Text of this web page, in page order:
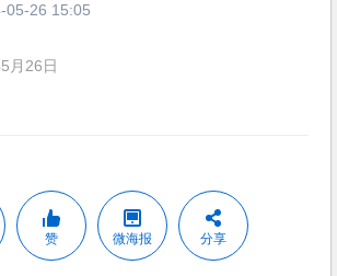
05-26 15:05
月26日
赞 微海报 分享